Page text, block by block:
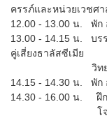
ครรภ์และหน่วยเวชศ
12.00 - 13.00 น. พัก
13.00 - 14.15 น. บร
คู่เสี่ยงธาลัสซีเมีย
วิทยากร รศ.ด
14.15 - 14.30 น. พัก
14.30 - 16.00 น. ฝึก
โจทย์ 1 หญิง